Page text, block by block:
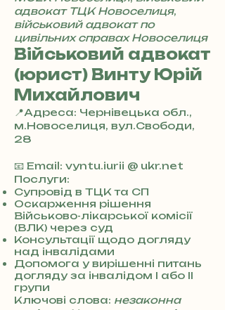
адвокат ТЦК Новоселиця,
військовий адвокат по
цивільних справах Новоселиця
Військовий адвокат
(юрист) Винту Юрій
Михайлович
📍Адреса: Чернівецька обл.,
м.Новоселиця, вул.Свободи,
28
3
8
0
7
3
0
4
8
5
7
8
📧 Email: vyntu.iurii @ ukr.net
Послуги:
Супровід в ТЦК та СП
Оскарження рішення
Військово-лікарської комісії
(ВЛК) через суд
Консультації щодо догляду
над інвалідами
Допомога у вирішенні питань
догляду за інвалідом I або II
групи
Ключові слова: незаконна